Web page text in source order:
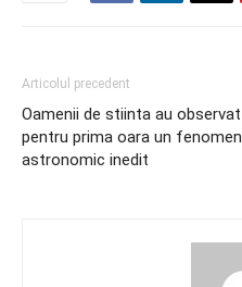
Articolul precedent
Oamenii de stiinta au observat
pentru prima oara un fenomen
astronomic inedit